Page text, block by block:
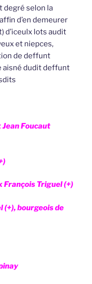
degré selon la
d’en demeurer
d’iceulx lots audit
et niepces,
de deffunt
aisné dudit deffunt
Jean Foucaut
François Triguel (+)
(+), bourgeois de